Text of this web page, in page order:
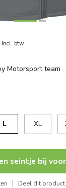
Incl. btw
Motorsport team .
L XL
seintje bij
Deel dit product